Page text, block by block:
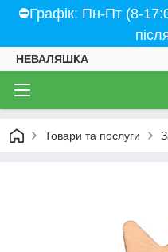
⛔Графік: Пн-Пт (8-
НЕВАЛЯШКА
Товари та послуги